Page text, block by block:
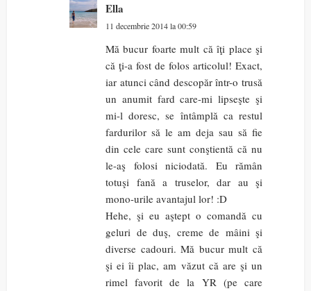
Ella
11 decembrie 2014 la 00:59
Mă bucur foarte mult că îţi place şi
că ţi-a fost de folos articolul! Exact,
iar atunci când descopăr într-o trusă
un anumit fard care-mi lipseşte şi
mi-l doresc, se întâmplă ca restul
fardurilor să le am deja sau să fie
din cele care sunt conştientă că nu
le-aş folosi niciodată. Eu rămân
totuşi fană a truselor, dar au şi
mono-urile avantajul lor! :D
Hehe, şi eu aştept o comandă cu
geluri de duş, creme de mâini şi
diverse cadouri. Mă bucur mult că
şi ei îi plac, am văzut că are şi un
rimel favorit de la YR (pe care